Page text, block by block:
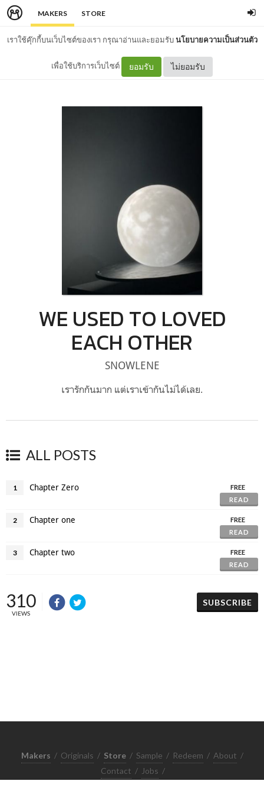
MAKERS STORE
เราใช้คุ๊กกี้บนเว็บไซต์ของเรา กรุณาอ่านและยอมรับนโยบายความเป็นส่วนตัว
เพื่อใช้บริการเว็บไซต์ ยอมรับ ไม่ยอมรับ
WE USED TO LOVED
EACH OTHER
SNOWLENE
เรารักกันมาก แต่เราเข้ากันไม่ได้เลย.
ALL POSTS
1 Chapter Zero
FREE
READ
2 Chapter one
FREE
READ
3 Chapter two
FREE
READ
310
VIEWS
SUBSCRIBE
Makers / Originals / Store / Sample / Redeem / About /
Contact / Jobs /